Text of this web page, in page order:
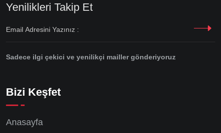
Yenilikleri Takip Et
Sadece ilgi çekici ve yenilikçi mailler gönderiyoruz
Bizi Keşfet
Anasayfa